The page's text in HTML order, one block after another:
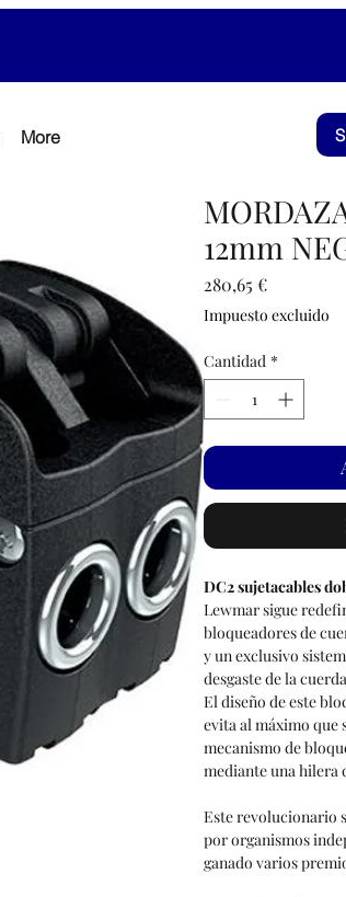
More
12mm
280,65 €Precio
Impuesto excluido
Cantidad *
DC2 sujetacables
Lewmar sigue
bloqueadores de
y un exclusivo
desgaste de la
El diseño de este
evita al máximo que
mecanismo de
mediante una hilera
Este revolucionario
por organismos
ganado varios